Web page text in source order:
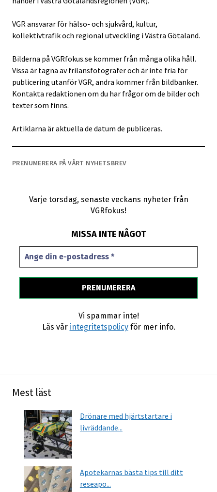
VGR ansvarar för hälso- och sjukvård, kultur,
kollektivtrafik och regional utveckling i Västra Götaland.
Bilderna på VGRfokus.se kommer från många olika håll.
Vissa är tagna av frilansfotografer och är inte fria för
publicering utanför VGR, andra kommer från bildbanker.
Kontakta redaktionen om du har frågor om de bilder och
texter som finns.
Artiklarna är aktuella de datum de publiceras.
PRENUMERERA PÅ VÅRT NYHETSBREV
Varje torsdag, senaste veckans nyheter från
VGRfokus!
MISSA INTE NÅGOT
Vi spammar inte!
Läs vår integritetspolicyför mer info.
Mest läst
Drönare med hjärtstartare i
livräddande...
Apotekarnas bästa tips till ditt
reseapo...